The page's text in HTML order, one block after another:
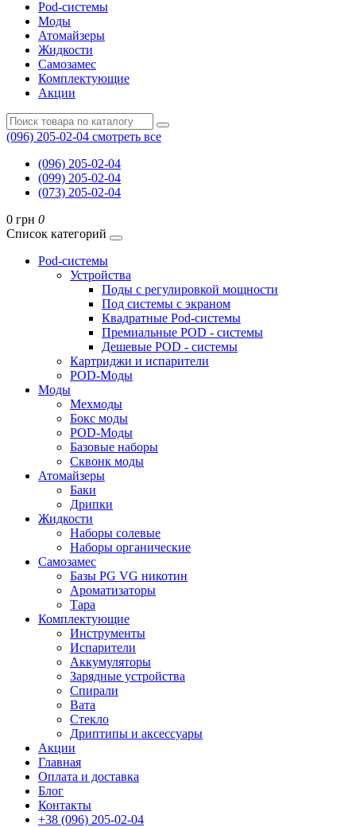
Pod-системы
Моды
Атомайзеры
Жидкости
Самозамес
Комплектующие
Акции
(096) 205-02-04 смотреть все
(096) 205-02-04
(099) 205-02-04
(073) 205-02-04
0 грн 0
Список категорий
Pod-системы
Устройства
Поды с регулировкой мощности
Под системы с экраном
Квадратные Pod-системы
Премиальные POD - системы
Дешевые POD - системы
Картриджи и испарители
POD-Моды
Моды
Мехмоды
Бокс моды
POD-Моды
Базовые наборы
Сквонк моды
Атомайзеры
Баки
Дрипки
Жидкости
Наборы солевые
Наборы органические
Самозамес
Базы PG VG никотин
Ароматизаторы
Тара
Комплектующие
Инструменты
Испарители
Аккумуляторы
Зарядные устройства
Спирали
Вата
Стекло
Дриптипы и аксессуары
Акции
Главная
Оплата и доставка
Блог
Контакты
+38 (096) 205-02-04